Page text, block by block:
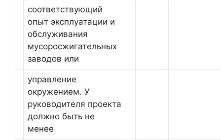
соответствующий
опыт эксплуатации и
обслуживания
мусоросжигательных
заводов или
управление
окружением. У
руководителя проекта
должно быть не
менее